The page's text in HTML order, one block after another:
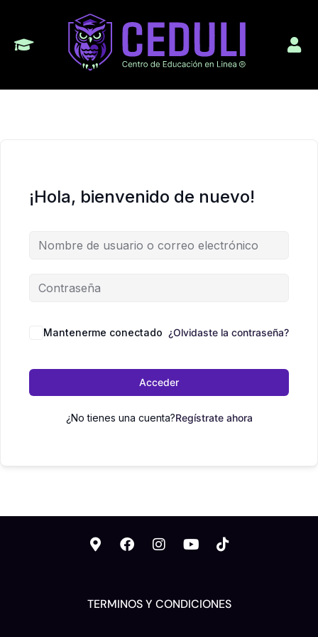
¡Hola, bienvenido de nuevo!
Mantenerme conectado ¿Olvidaste la contraseña?
Acceder
¿No tienes una cuenta?Regístrate ahora
TERMINOS Y CONDICIONES